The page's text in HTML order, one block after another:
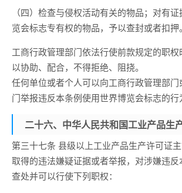
（四）检查与侵权活动有关的物品；对有
览会标志专有权的物品，予以查封或者扣押。
工商行政管理部门依法行使前款规定的职
以协助、配合，不得拒绝、阻挠。
任何单位或者个人可以向工商行政管理部
门举报违反本条例使用世界博览会标志的行
二十六、中华人民共和国工业产品生
第三十七条 县级以上工业产品生产许可证
取得的违法嫌疑证据或者举报，对涉嫌违
查处并可以行使下列职权：